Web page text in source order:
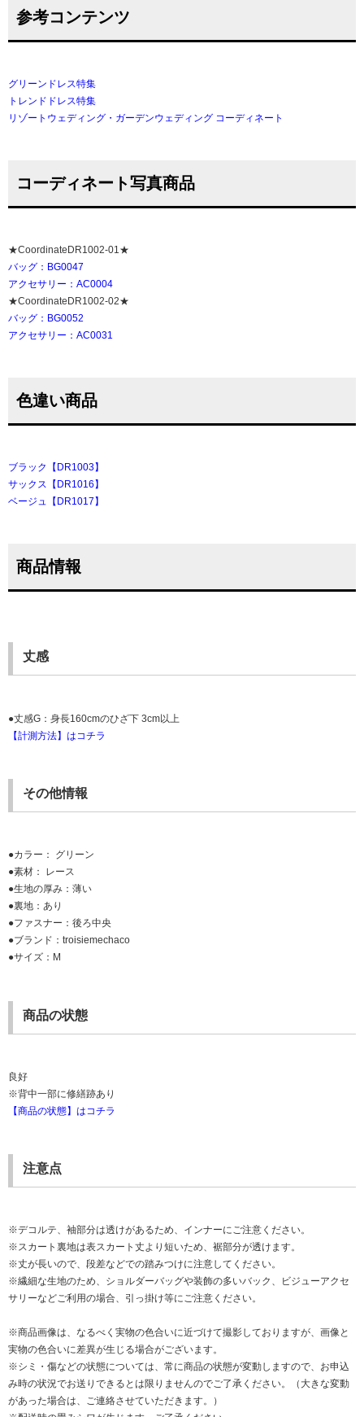
参考コンテンツ
グリーンドレス特集
トレンドドレス特集
リゾートウェディング・ガーデンウェディング コーディネート
コーディネート写真商品
★CoordinateDR1002-01★
バッグ：BG0047
アクセサリー：AC0004
★CoordinateDR1002-02★
バッグ：BG0052
アクセサリー：AC0031
色違い商品
ブラック【DR1003】
サックス【DR1016】
ベージュ【DR1017】
商品情報
丈感
●丈感G：身長160cmのひざ下 3cm以上
【計測方法】はコチラ
その他情報
●カラー： グリーン
●素材： レース
●生地の厚み：薄い
●裏地：あり
●ファスナー：後ろ中央
●ブランド：troisiemechaco
●サイズ：M
商品の状態
良好
※背中一部に修繕跡あり
【商品の状態】はコチラ
注意点
※デコルテ、袖部分は透けがあるため、インナーにご注意ください。
※スカート裏地は表スカート丈より短いため、裾部分が透けます。
※丈が長いので、段差などでの踏みつけに注意してください。
※繊細な生地のため、ショルダーバッグや装飾の多いバック、ビジューアクセ
サリーなどご利用の場合、引っ掛け等にご注意ください。
※商品画像は、なるべく実物の色合いに近づけて撮影しておりますが、画像と
実物の色合いに差異が生じる場合がございます。
※シミ・傷などの状態については、常に商品の状態が変動しますので、お申込
み時の状況でお送りできるとは限りませんのでご了承ください。（大きな変動
があった場合は、ご連絡させていただきます。）